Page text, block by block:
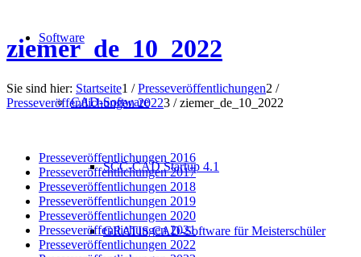
Software
CAD-Software
SCC-CAD Startup 4.1
GRATIS CAD-Software für Meisterschüler
ziemer_de_10_2022
Sie sind hier: Startseite1 / Presseveröffentlichungen2 /
Presseveröffentlichungen 20223 / ziemer_de_10_2022
Presseveröffentlichungen 2016
Presseveröffentlichungen 2017
Presseveröffentlichungen 2018
Presseveröffentlichungen 2019
Presseveröffentlichungen 2020
Presseveröffentlichungen 2021
Presseveröffentlichungen 2022